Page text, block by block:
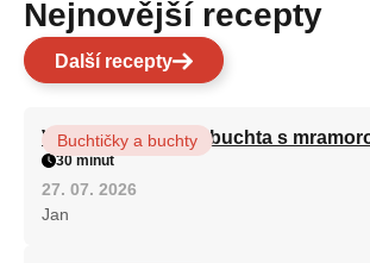
Nejnovější recepty
Další recepty
Vláčná olejová litá buchta s
Buchtičky a buchty
30 minut
27. 07. 2026
Jan